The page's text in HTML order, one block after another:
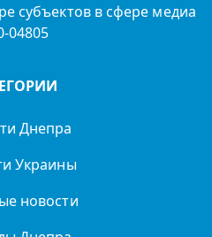
субъектов в сфере медиа
04805
Днепра
Украины
новости